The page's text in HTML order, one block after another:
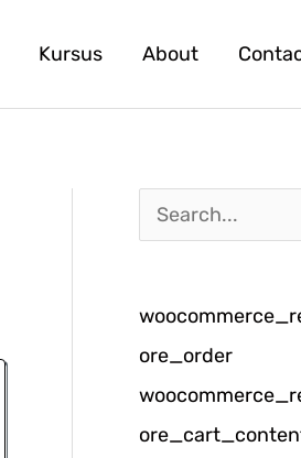
Kursus About
a
i
u
n
t
ore_order